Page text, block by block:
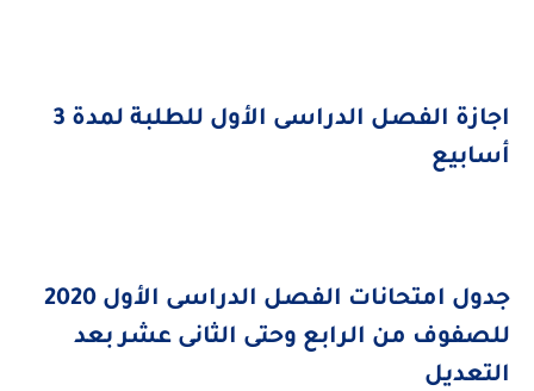
اجازة الفصل الدراسى الأول للطلبة لمدة 3
أسابيع
جدول امتحانات الفصل الدراسى الأول 2020
للصفوف من الرابع وحتى الثانى عشر بعد
التعديل